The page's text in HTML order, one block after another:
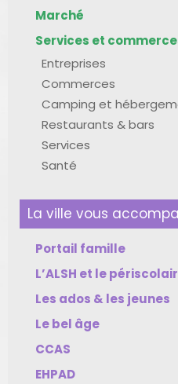
Marché
Services et
Entreprises
Commerces
Camping et
Restaurants & bars
Services
Santé
La ville vous
Portail famille
L’ALSH et le
Les ados & les jeunes
Le bel âge
CCAS
EHPAD